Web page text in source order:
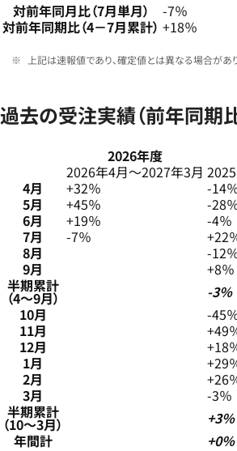
対前年同月比（7月単月）
-7％
対前年同期比（4－7月累計） +18％
上記は速報値であり、確定値とは異なる場合があり
過去の受注実績（前年同期比
2026年度
2026年4月～2027年3月
4月
+32％ -14
5月
+45％ -28
6月
+19％ -4％
7月
-7％ +22
8月
-12
9月
+8％
半期累計
（4～9月） -3％
10月
-45
11月
+49
12月
+18
1月
+29
2月
+26
3月
-3％
半期累計
（10～3月） +3％
年間計
+0％